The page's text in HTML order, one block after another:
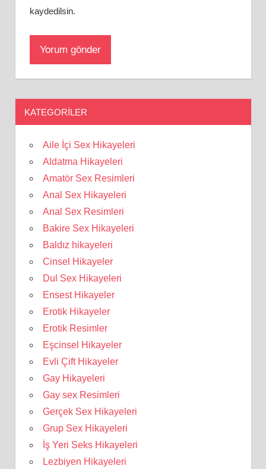
kaydedilsin.
KATEGORILER
Aile İçi Sex Hikayeleri
Aldatma Hikayeleri
Amatör Sex Resimleri
Anal Sex Hikayeleri
Anal Sex Resimleri
Bakire Sex Hikayeleri
Baldız hikayeleri
Cinsel Hikayeler
Dul Sex Hikayeleri
Ensest Hikayeler
Erotik Hikayeler
Erotik Resimler
Eşcinsel Hikayeler
Evli Çift Hikayeler
Gay Hikayeleri
Gay sex Resimleri
Gerçek Sex Hikayeleri
Grup Sex Hikayeleri
İş Yeri Seks Hikayeleri
Lezbiyen Hikayeleri